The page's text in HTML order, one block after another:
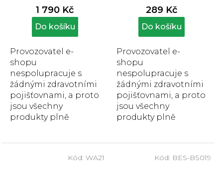
produktu
je
5,0
hvězdiček.
1 790 Kč
Do košíku
Provozovatel e-
shopu
nespolupracuje s
žádnými zdravotními
pojišťovnami, a proto
jsou všechny
produkty plně
pohodlnému a...
produktu
je
5,0
hvězdiček.
289 Kč
Do košíku
Provozovatel e-
shopu
nespolupracuje s
žádnými zdravotními
pojišťovnami, a proto
jsou všechny
produkty plně
Kód: WA21 Kód: BES-BS019